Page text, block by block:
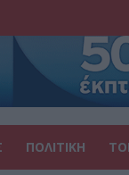
ΠΟΛΙΤΙΚΗ